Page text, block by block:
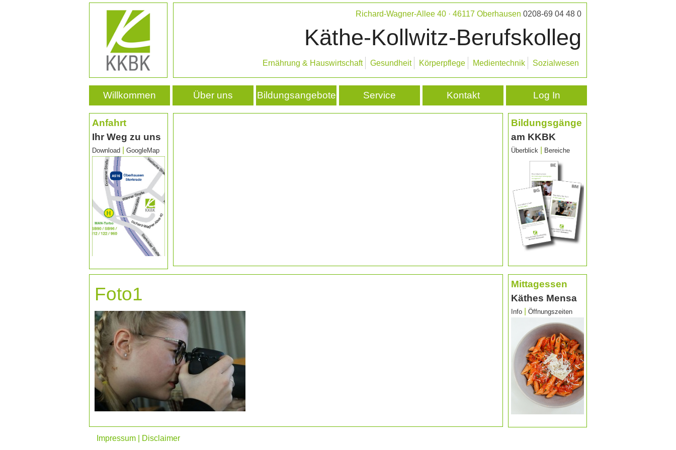
Richard-Wagner-Allee 40 · 46117 Oberhausen 0208-69 04 48 0
Käthe-Kollwitz-Berufskolleg
Ernährung & Hauswirtschaft Gesundheit Körperpflege Medientechnik Sozialwesen
Willkommen Über uns Bildungsangebote Service Kontakt Log In
Anfahrt
Ihr Weg zu uns
Download GoogleMap
Bildungsgänge
am KKBK
Überblick Bereiche
Foto1
Mittagessen
Käthes Mensa
Info |Öffnungszeiten
Impressum | Disclaimer